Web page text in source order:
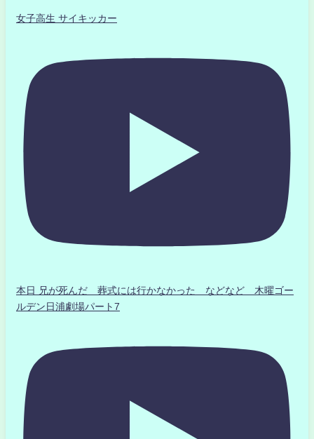
女子高生 サイキッカー
本日 兄が死んだ 葬式には行かなかった などなど 木曜ゴー
ルデン日浦劇場パート7